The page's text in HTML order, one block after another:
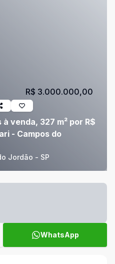
venda, 327 m² por R$
- Campos do
Jordão - SP
R$ 3.000.000,00
WhatsApp